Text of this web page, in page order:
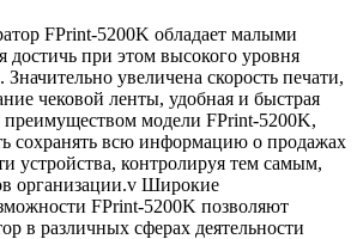
FPrint-5200K обладает малыми
достичь при этом высокого уровня
увеличена скорость печати,
чековой ленты, удобная и быстрая
модели FPrint-5200K,
сохранять всю информацию о продажах
устройства, контролируя тем самым,
организации.v Широкие
FPrint-5200K позволяют
в различных сферах деятельности